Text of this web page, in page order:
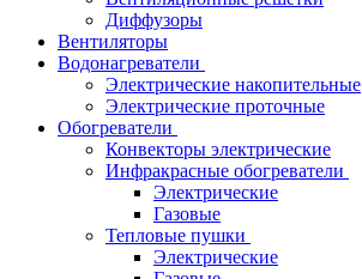
Диффузоры
Вентиляторы
Водонагреватели
Электрические накопительные
Электрические проточные
Обогреватели
Конвекторы электрические
Инфракрасные обогреватели
Электрические
Газовые
Тепловые пушки
Электрические